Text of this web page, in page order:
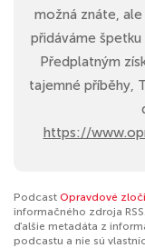
možná znáte,
přidáváme špetku
Předplatným
tajemné příběhy,
https://
Podcast Opravdové
informačného zdroja
ďalšie metadáta z
podcastu a nie sú